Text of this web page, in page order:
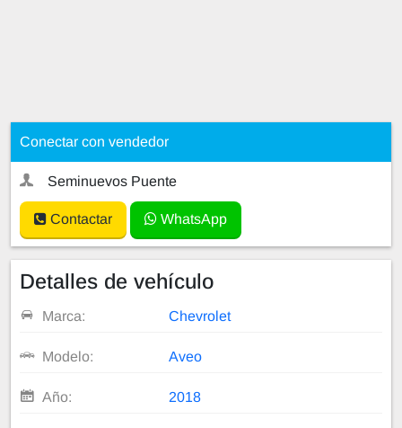
Conectar con vendedor
Seminuevos Puente
Contactar WhatsApp
Detalles de vehículo
Marca: Chevrolet
Modelo: Aveo
Año: 2018